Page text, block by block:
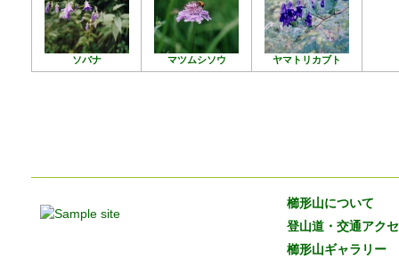
ソバナ マツムシソウ ヤマトリカブト
櫛形山について
登山道・交通アク
櫛形山ギャラリー